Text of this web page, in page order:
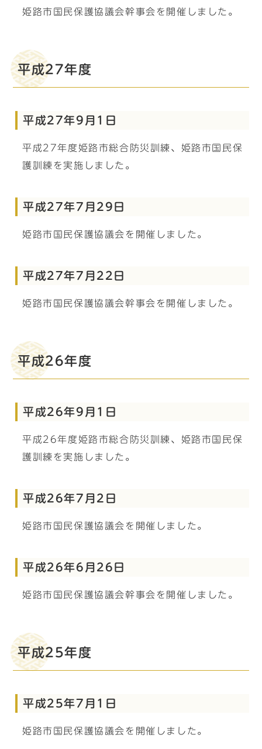
姫路市国民保護協議会幹事会を開催しました。
平成27年度
平成27年9月1日
平成27年度姫路市総合防災訓練、姫路市国民保
護訓練を実施しました。
平成27年7月29日
姫路市国民保護協議会を開催しました。
平成27年7月22日
姫路市国民保護協議会幹事会を開催しました。
平成26年度
平成26年9月1日
平成26年度姫路市総合防災訓練、姫路市国民保
護訓練を実施しました。
平成26年7月2日
姫路市国民保護協議会を開催しました。
平成26年6月26日
姫路市国民保護協議会幹事会を開催しました。
平成25年度
平成25年7月1日
姫路市国民保護協議会を開催しました。